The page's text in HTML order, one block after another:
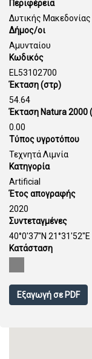
Περιφέρεια
Δυτικής Μακεδονίας
Δήμος/οι
Αμυνταίου
Κωδικός
EL53102700
Έκταση (στρ)
54.64
Έκταση Natura 2000
0.00
Τύπος υγροτόπου
Τεχνητά Λιμνία
Κατηγορία
Artificial
Έτος απογραφής
2020
Συντεταγμένες
40°0'37''N 21°31'52''E
Κατάσταση
Εξαγωγή σε PDF